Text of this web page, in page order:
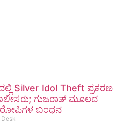
Silver Idol Theft ಪ್ರಕರಣ
ಗುಜರಾತ್ ಮೂಲದ
ಬಂಧನ